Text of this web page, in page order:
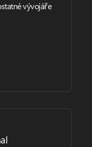
vývojáře